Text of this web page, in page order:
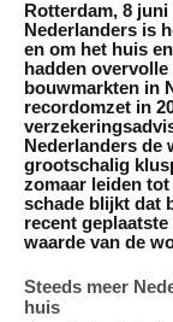
Rotterdam, 8
Nederlanders is
en om het huis
hadden
bouwmarkten in
recordomzet in
Nederlanders de
grootschalig
zomaar leiden
schade blijkt dat
recent
waarde van de
Steeds meer
huis